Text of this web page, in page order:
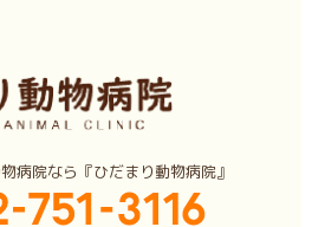
病院なら『ひだまり動物病院』